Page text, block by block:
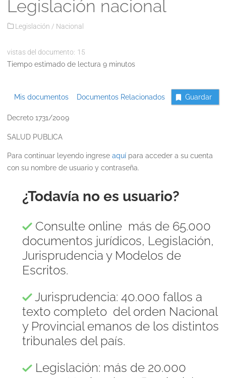
Legislación nacional
Legislación / Nacional
vistas del documento: 15
Tiempo estimado de lectura 9 minutos
Mis documentos Documentos Relacionados Guardar
Decreto 1731/2009
SALUD PUBLICA
Para continuar leyendo ingrese aquípara acceder a su cuenta
con su nombre de usuario y contraseña.
¿Todavía no es usuario?
Consulte online más de 65.000
documentos jurídicos, Legislación,
Jurisprudencia y Modelos de
Escritos.
Jurisprudencia: 40.000 fallos a
texto completo del orden Nacional
y Provincial emanos de los distintos
tribunales del país.
Legislación: más de 20.000